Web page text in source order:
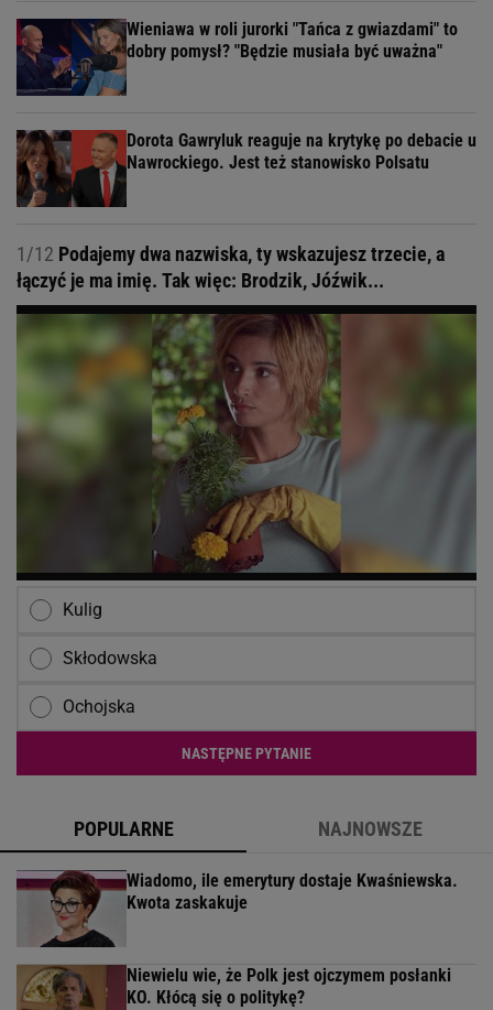
Wieniawa w roli jurorki "Tańca z gwiazdami" to
dobry pomysł? "Będzie musiała być uważna"
Dorota Gawryluk reaguje na krytykę po debacie u
Nawrockiego. Jest też stanowisko Polsatu
1/12 Podajemy dwa nazwiska, ty wskazujesz trzecie, a
łączyć je ma imię. Tak więc: Brodzik, Jóźwik...
Kulig
Skłodowska
Ochojska
NASTĘPNE PYTANIE
POPULARNE NAJNOWSZE
Wiadomo, ile emerytury dostaje Kwaśniewska.
Kwota zaskakuje
Niewielu wie, że Polk jest ojczymem posłanki
KO. Kłócą się o politykę?